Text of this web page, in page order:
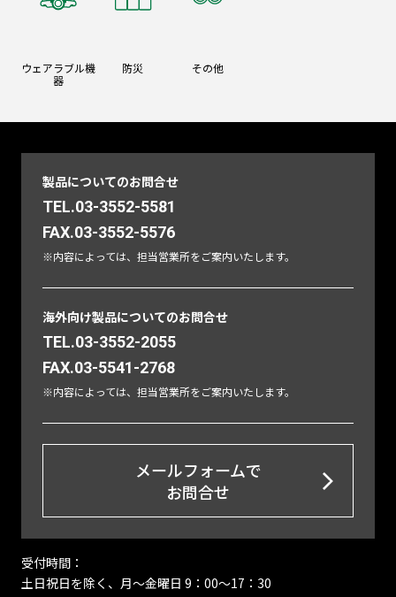
ウェアラブル機
器
防災 その他
製品についてのお問合せ
TEL.03-3552-5581
FAX.03-3552-5576
※内容によっては、担当営業所をご案内いたします。
海外向け製品についてのお問合せ
TEL.03-3552-2055
FAX.03-5541-2768
※内容によっては、担当営業所をご案内いたします。
メールフォームで
お問合せ
受付時間：
土日祝日を除く、月〜金曜日 9：00～17：30